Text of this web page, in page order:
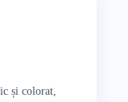
și colorat,